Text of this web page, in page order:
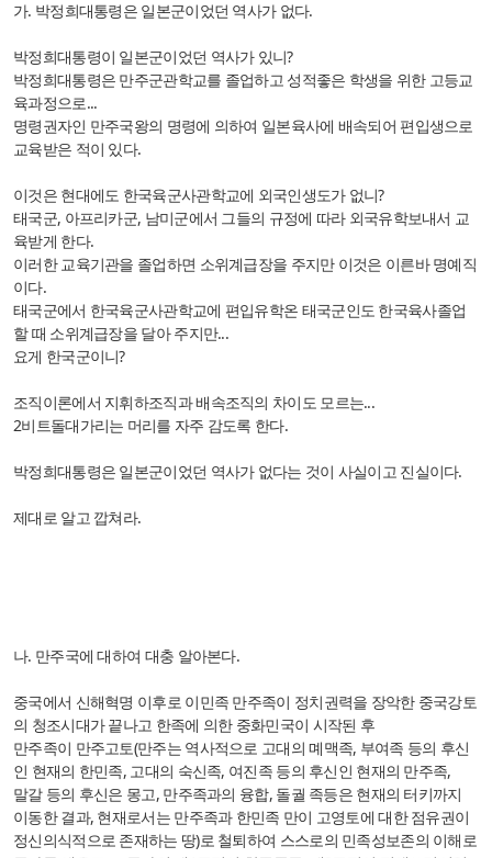
가. 박정희대통령은 일본군이었던 역사가 없다.
박정희대통령이 일본군이었던 역사가 있니?
박정희대통령은 만주군관학교를 졸업하고 성적좋은 학생을 위한 고등교
육과정으로...
명령권자인 만주국왕의 명령에 의하여 일본육사에 배속되어 편입생으로
교육받은 적이 있다.
이것은 현대에도 한국육군사관학교에 외국인생도가 없니?
태국군, 아프리카군, 남미군에서 그들의 규정에 따라 외국유학보내서 교
육받게 한다.
이러한 교육기관을 졸업하면 소위계급장을 주지만 이것은 이른바 명예직
이다.
태국군에서 한국육군사관학교에 편입유학온 태국군인도 한국육사졸업
할 때 소위계급장을 달아 주지만...
요게 한국군이니?
조직이론에서 지휘하조직과 배속조직의 차이도 모르는...
2비트돌대가리는 머리를 자주 감도록 한다.
박정희대통령은 일본군이었던 역사가 없다는 것이 사실이고 진실이다.
제대로 알고 깝쳐라.
나. 만주국에 대하여 대충 알아본다.
중국에서 신해혁명 이후로 이민족 만주족이 정치권력을 장악한 중국강토
의 청조시대가 끝나고 한족에 의한 중화민국이 시작된 후
만주족이 만주고토(만주는 역사적으로 고대의 몌맥족, 부여족 등의 후신
인 현재의 한민족, 고대의 숙신족, 여진족 등의 후신인 현재의 만주족,
말갈 등의 후신은 몽고, 만주족과의 융합, 돌궐 족등은 현재의 터키까지
이동한 결과, 현재로서는 만주족과 한민족 만이 고영토에 대한 점유권이
정신의식적으로 존재하는 땅)로 철퇴하여 스스로의 민족성보존의 이해로